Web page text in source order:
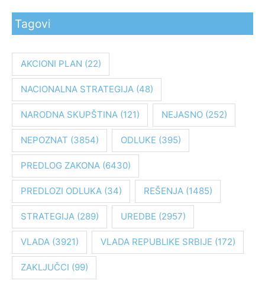
g
z
Tagovi
AKCIONI PLAN (22)
NACIONALNA STRATEGIJA(48)
NARODNA SKUPŠTINA(121) NEJASNO(252)
NEPOZNAT (3854) ODLUKE (395)
PREDLOG ZAKONA(6430)
PREDLOZI ODLUKA(34) REŠENJA(1485)
STRATEGIJA(289) UREDBE (2957)
VLADA(3921) VLADA REPUBLIKE SRBIJE (172)
ZAKLJUČCI (99)